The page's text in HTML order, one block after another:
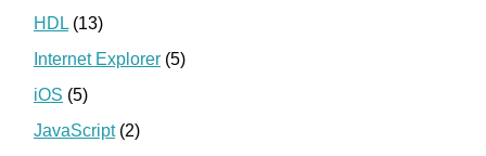
HDL(13)
Internet Explorer (5)
iOS (5)
JavaScript(2)